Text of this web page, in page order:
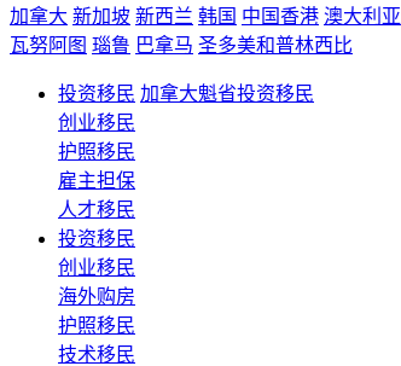
加拿大 新加坡 新西兰 韩国 中国香港 澳大利亚
瓦努阿图 瑙鲁 巴拿马 圣多美和普林西比
投资移民 加拿大魁省投资移民
创业移民
护照移民
雇主担保
人才移民
投资移民
创业移民
海外购房
护照移民
技术移民